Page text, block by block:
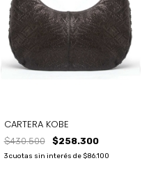
CARTERA KOBE
$430.500 $258.300
3 cuotas sin interés de $86.100